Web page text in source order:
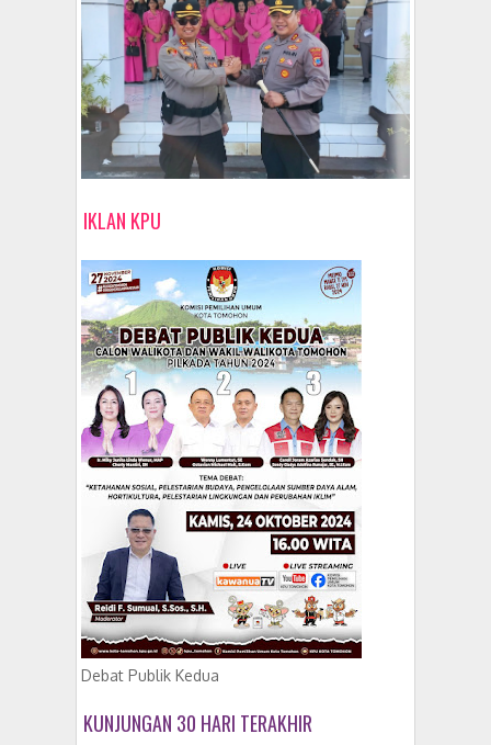
IKLAN KPU
Debat Publik Kedua
KUNJUNGAN 30 HARI TERAKHIR